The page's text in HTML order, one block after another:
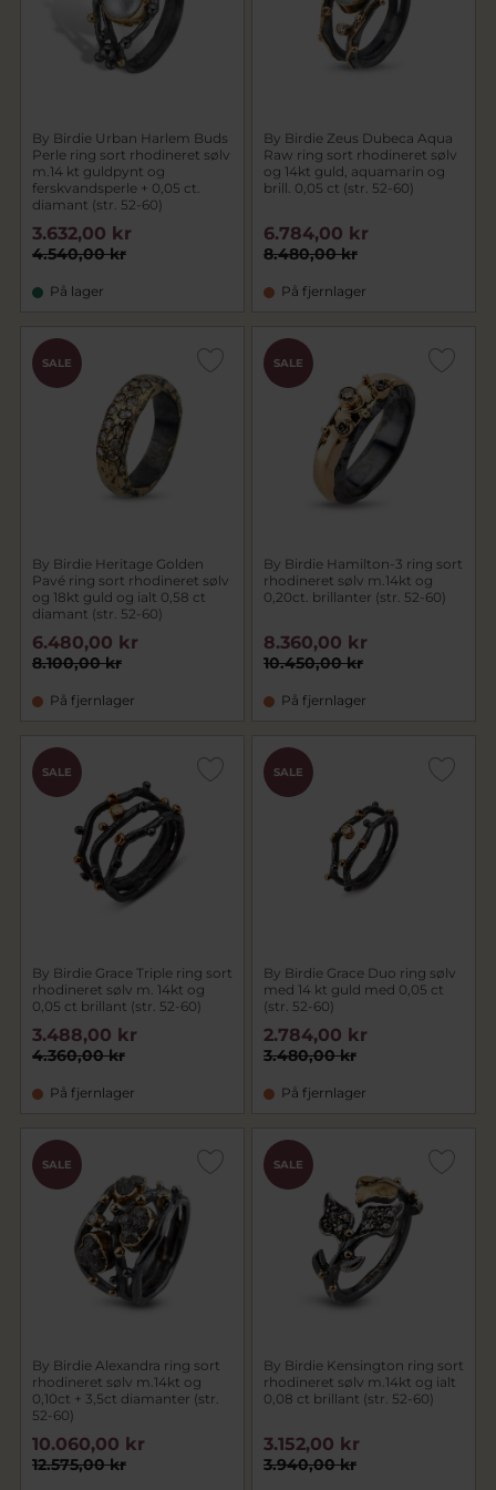
By Birdie Urban Harlem Buds
Perle ring sort rhodineret sølv
m.14 kt guldpynt og
ferskvandsperle + 0,05 ct.
diamant (str. 52-60)
4.540,00 kr
3.632,00 kr
På lager
By Birdie Zeus Dubeca Aqua
Raw ring sort rhodineret sølv
og 14kt guld, aquamarin og
brill. 0,05 ct (str. 52-60)
8.480,00 kr
6.784,00 kr
På fjernlager
SALE
By Birdie Heritage Golden
Pavé ring sort rhodineret sølv
og 18kt guld og ialt 0,58 ct
diamant (str. 52-60)
8.100,00 kr
6.480,00 kr
På fjernlager
SALE
By Birdie Hamilton-3 ring sort
rhodineret sølv m.14kt og
0,20ct. brillanter (str. 52-60)
10.450,00 kr
8.360,00 kr
På fjernlager
SALE
By Birdie Grace Triple ring sort
rhodineret sølv m. 14kt og
0,05 ct brillant (str. 52-60)
4.360,00 kr
3.488,00 kr
På fjernlager
SALE
By Birdie Grace Duo ring sølv
med 14 kt guld med 0,05 ct
(str. 52-60)
3.480,00 kr
2.784,00 kr
På fjernlager
SALE
By Birdie Alexandra ring sort
rhodineret sølv m.14kt og
0,10ct + 3,5ct diamanter (str.
52-60)
12.575,00 kr
10.060,00 kr
SALE
By Birdie Kensington ring sort
rhodineret sølv m.14kt og ialt
0,08 ct brillant (str. 52-60)
3.940,00 kr
3.152,00 kr